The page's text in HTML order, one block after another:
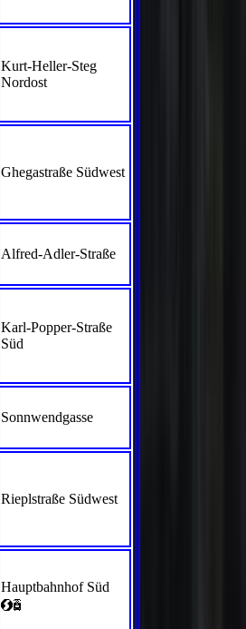
Kurt-Heller-Steg
Nordost
Ghegastraße Südwest
Alfred-Adler-Straße
Karl-Popper-Straße
Süd
Sonnwendgasse
Rieplstraße Südwest
Hauptbahnhof Süd
<`